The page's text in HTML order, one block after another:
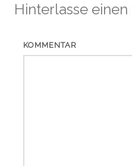
Hinterlasse einen
KOMMENTAR